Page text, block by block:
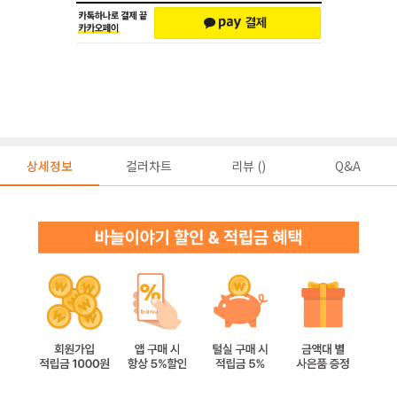
상세정보 컬러차트 리뷰 () Q&A